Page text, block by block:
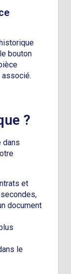
bouton
associé.
?
dans
et
document
le